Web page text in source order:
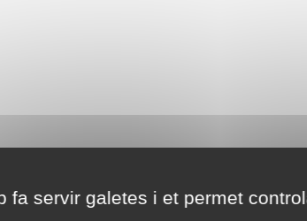
fa servir galetes i et permet